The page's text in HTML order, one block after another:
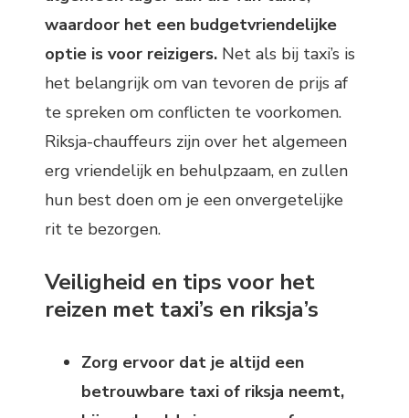
waardoor het een budgetvriendelijke
optie is voor reizigers. Net als bij taxi’s is
het belangrijk om van tevoren de prijs af
te spreken om conflicten te voorkomen.
Riksja-chauffeurs zijn over het algemeen
erg vriendelijk en behulpzaam, en zullen
hun best doen om je een onvergetelijke
rit te bezorgen.
Veiligheid en tips voor het
reizen met taxi’s en riksja’s
Zorg ervoor dat je altijd een
betrouwbare taxi of riksja neemt,